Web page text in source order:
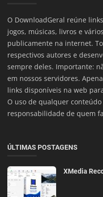
O DownloadGeral reúne
jogos, músicas, livros e
publicamente na internet.
respectivos autores e
sempre deles. Importante:
em nossos servidores.
links disponíveis na web
O uso de qualquer
responsabilidade de quem
ÚLTIMAS POSTAGENS
XMedia